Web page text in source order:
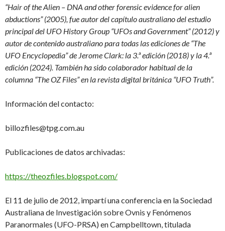
“Hair of the Alien – DNA and other forensic evidence for alien
abductions” (2005), fue autor del capítulo australiano del estudio
principal del UFO History Group “UFOs and Government” (2012) y
autor de contenido australiano para todas las ediciones de “The
UFO Encyclopedia” de Jerome Clark: la 3.ª edición (2018) y la 4.ª
edición (2024). También ha sido colaborador habitual de la
columna “The OZ Files” en la revista digital británica “UFO Truth”.
Información del contacto:
billozfiles@tpg.com.au
Publicaciones de datos archivadas:
https://theozfiles.blogspot.com/
El 11 de julio de 2012, impartí una conferencia en la Sociedad
Australiana de Investigación sobre Ovnis y Fenómenos
Paranormales (UFO-PRSA) en Campbelltown, titulada